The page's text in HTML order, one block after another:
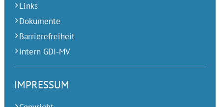
Links
Dokumente
Barrierefreiheit
intern GDI-MV
IMPRESSUM